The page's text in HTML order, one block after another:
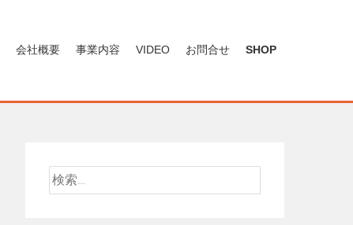
会社概要 事業内容 VIDEO お問合せ SHOP
検
索: